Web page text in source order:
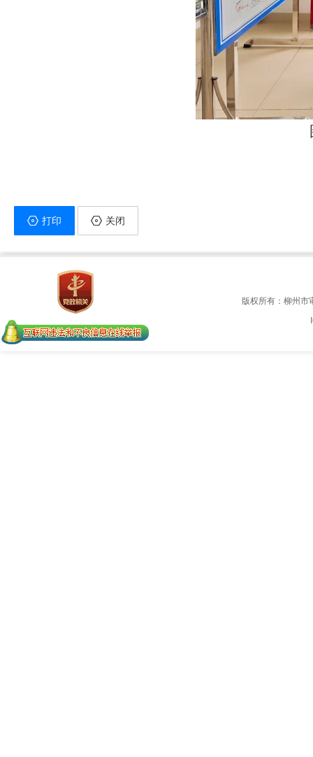
打印 关闭
版权所有：柳州市